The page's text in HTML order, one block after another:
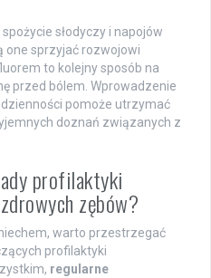
słodyczy i napojów
one sprzyjać rozwojowi
to kolejny sposób na
przed bólem. Wprowadzenie
pomoże utrzymać
doznań związanych z
profilaktyki
zębów?
warto przestrzegać
profilaktyki
regularne